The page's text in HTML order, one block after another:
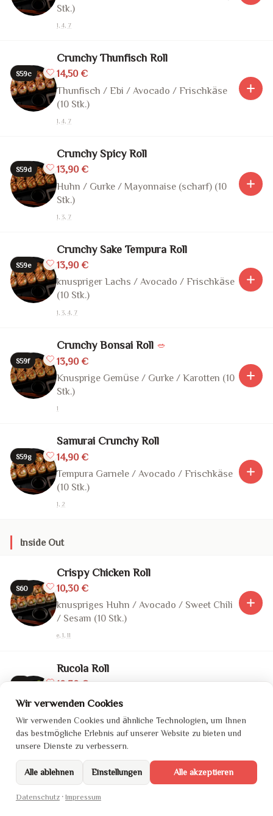
Stk.)
1, 4, 7
S59c
Crunchy Thunfisch Roll
14,50 €
Thunfisch / Ebi / Avocado / Frischkäse
(10 Stk.)
1, 4, 7
S59d
Crunchy Spicy Roll
13,90 €
Huhn / Gurke / Mayonnaise (scharf) (10
Stk.)
1, 3, 7
S59e
Crunchy Sake Tempura Roll
13,90 €
knuspriger Lachs / Avocado / Frischkäse
(10 Stk.)
1, 3, 4, 7
S59f
Crunchy Bonsai Roll 🥗
13,90 €
Knusprige Gemüse / Gurke / Karotten (10
Stk.)
1
S59g
Samurai Crunchy Roll
14,90 €
Tempura Garnele / Avocado / Frischkäse
(10 Stk.)
1, 2
Inside Out
S60
Crispy Chicken Roll
10,30 €
knuspriges Huhn / Avocado / Sweet Chili
/ Sesam (10 Stk.)
e, 1, 11
S61
Rucola Roll
10,30 €
Lachs / Avocado / Gurke / Frischkäse /
1, 4
Teriyaki Duck
knusprige Ente / Gurke / Teriyaki / Sesam
Wir verwenden Cookies
Wir verwenden Cookies und ähnliche Technologien, um Ihnen
das bestmögliche Erlebnis auf unserer Website zu bieten und
unsere Dienste zu verbessern.
Alle ablehnen Einstellungen Alle akzeptieren
Datenschutz· Impressum